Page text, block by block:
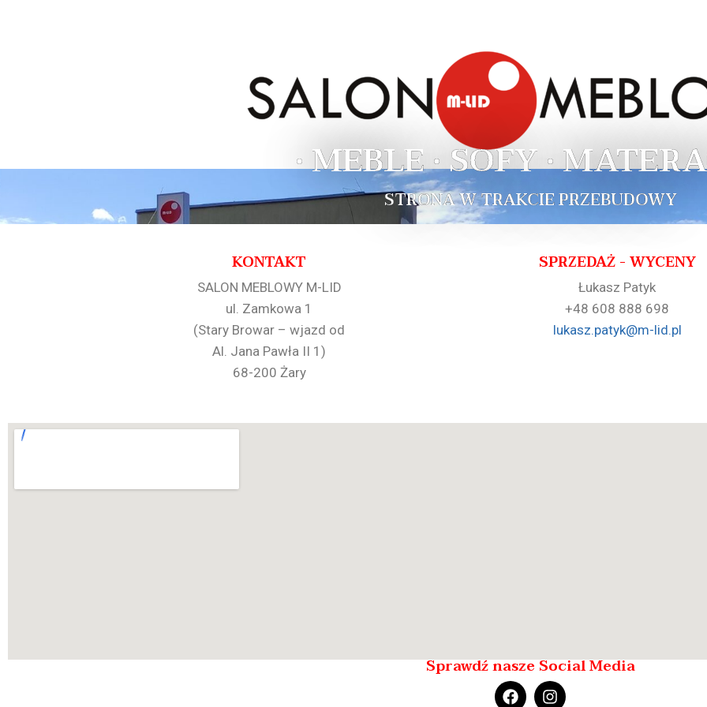
• MEBLE • SOFY •
STRONA W TRAKCIE PRZEBUDOWY
KONTAKT
SALON MEBLOWY M-LID
ul. Zamkowa 1
(Stary Browar – wjazd od
Al. Jana Pawła II 1)
68-200 Żary
SPRZEDAŻ - WYCENY
Łukasz Patyk
+48 608 888 698
lukasz.patyk@m-lid.pl
Sprawdź nasze Social Media